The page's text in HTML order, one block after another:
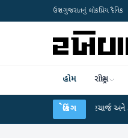
ઉત્તર ગુજરાતનું લોકપ્રિય દૈનિક
હોમ રાષ્ટ્રીય
બ્રેકિંગ
શકે છે મોબાઈલ રિચાર્જ અને ડેટા પ્લાન